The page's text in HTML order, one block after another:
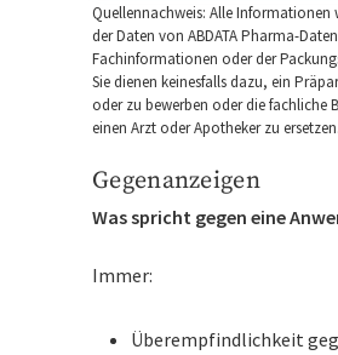
Quellennachweis: Alle Informationen
der Daten von ABDATA Pharma-
Fachinformationen oder der
Sie dienen keinesfalls dazu, ein
oder zu bewerben oder die fachliche
einen Arzt oder Apotheker zu ersetzen.
Gegenanzeigen
Was spricht gegen eine
Immer:
Überempfindlichkeit